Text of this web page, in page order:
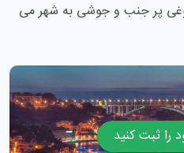
پر جنب و جوشی به شهر می
را ثبت کنید